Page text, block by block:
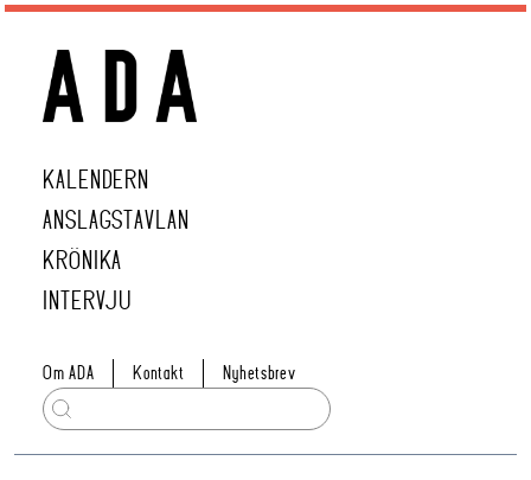
KALENDERN
ANSLAGSTAVLAN
KRÖNIKA
INTERVJU
Om ADA Kontakt Nyhetsbrev